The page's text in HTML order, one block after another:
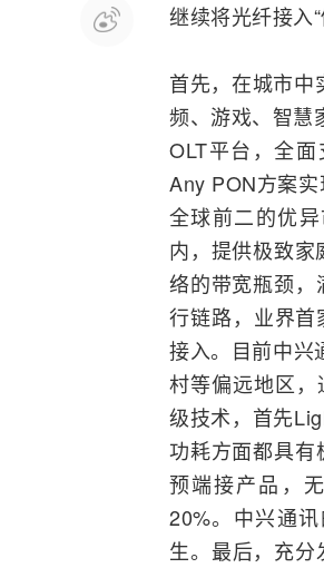
继续将光纤接入
首先，在城市中
频、游戏、智慧
OLT平台，全面
Any PON方案
全球前二的优
内，提供极致家
络的带宽瓶颈，
行链路，业界
接入。目前中兴
村等偏远地区
级技术，首先
功耗方面都具有
预端接产品，
20%。中兴通
生。最后，充